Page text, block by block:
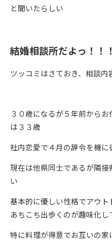
と聞いたらしい
結婚相談所だよっ！！！
ツッコミはさておき、相談内
３０歳になるが５年前から
は３３歳
社内恋愛で４月の辞令を機に
現在は他県同士であるが隣
い
基本的に優しい性格でアウ
あちこち出歩くのが趣味化し
特に料理が得意でお互いの